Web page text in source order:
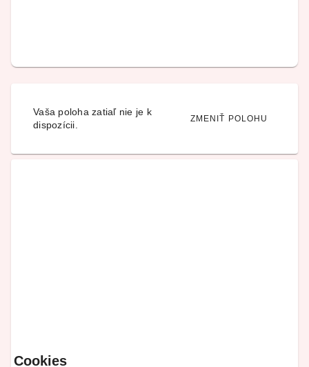
Vaša poloha zatiaľ nie je k
dispozícii.
ZMENIŤ POLOHU
Cookies